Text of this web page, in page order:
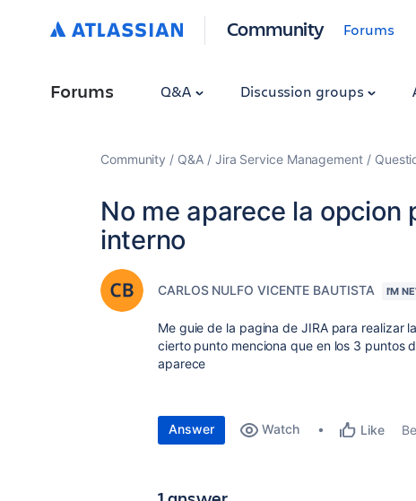
Community Forums
Forums Q&A Discussion groups
Community Q&A Jira Service Management
No me aparece la opcion
interno
CARLOS NULFO VICENTE BAUTISTA I'M
Me guie de la pagina de JIRA para realizar
cierto punto menciona que en los 3 puntos
aparece
Answer Watch Like